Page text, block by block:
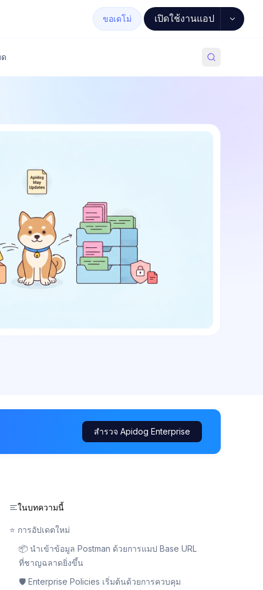
ขอเดโม่ เปิดใช้งานแอป
สำรวจ Apidog Enterprise
ในบทความนี้
⭐ การอัปเดตใหม่
📦 นำเข้าข้อมูล Postman ด้วยการแมป Base URL
ที่ชาญฉลาดยิ่งขึ้น
🛡️ Enterprise Policies เริ่มต้นด้วยการควบคุม